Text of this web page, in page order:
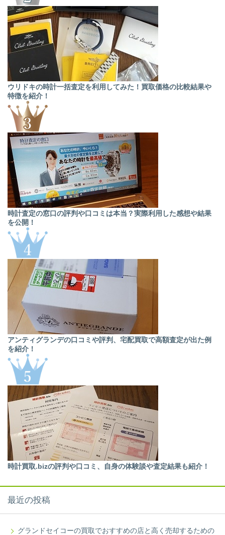
ウリドキの時計一括査定を利用してみた！買取価格の比較結果や
特徴を紹介！
時計査定の窓口の評判や口コミは本当？実際利用した感想や結果
を公開！
アンティグランデの口コミや評判、宅配買取で高額査定が出た例
を紹介！
時計買取.bizの評判や口コミ、自身の体験談や査定結果も紹介！
最近の投稿
グランドセイコーの買取でおすすめの店と高く売却するための